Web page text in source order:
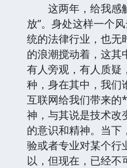
这两年，给我感
放”。身处这样一个
统的法律行业，也无
的浪潮搅动着，这其
有人旁观，有人质疑
种，身在其中，我们
互联网给我们带来
神，与其说是技术改
的意识和精神。当下
验或者专业对某个行
以，但现在，已经不